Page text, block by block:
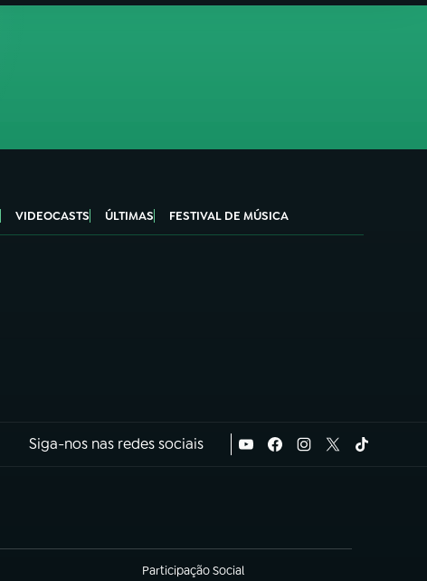
VIDEOCASTS ÚLTIMAS FESTIVAL DE MÚSICA
Siga-nos nas redes sociais
Participação Social
(abre em nova aba)